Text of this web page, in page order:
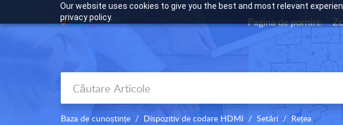
Our website uses cookies to give you the best and most relevant
privacy policy.
Pagina de pornire
Baza de cunoștințe Dispozitiv de codare HDMI Setări Rețea